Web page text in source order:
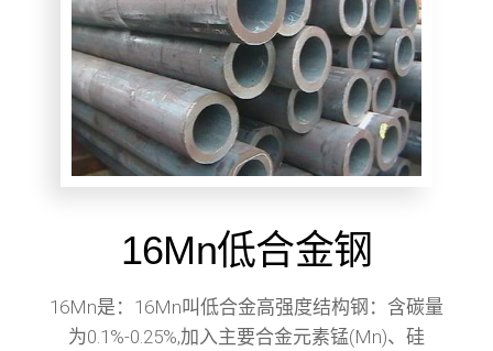
16Mn低合金钢
16Mn是：16Mn叫低合金高强度结构钢：含碳量
为0.1%-0.25%,加入主要合金元素锰(Mn)、硅